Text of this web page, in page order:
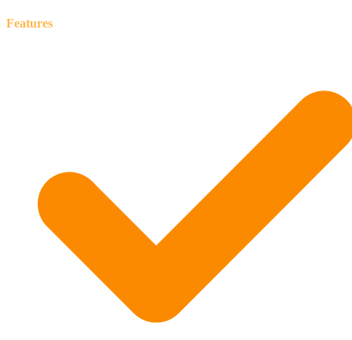
Features